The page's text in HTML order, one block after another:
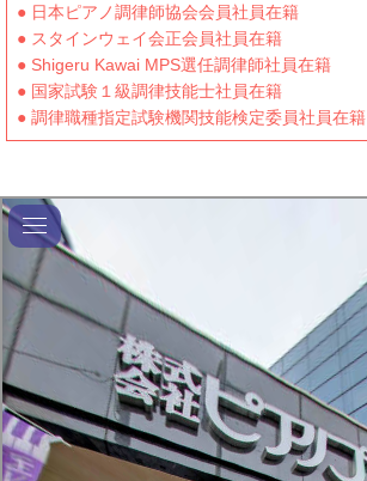
● 日本ピアノ調律師協会会員社員在籍
● スタインウェイ会正会員社員在籍
● Shigeru Kawai MPS選任調律師社員在籍
● 国家試験１級調律技能士社員在籍
● 調律職種指定試験機関技能検定委員社員在籍